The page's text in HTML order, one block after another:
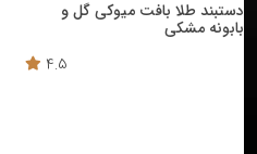
دستبند طلا بافت میوکی گل و
بابونه مشکی
4.5